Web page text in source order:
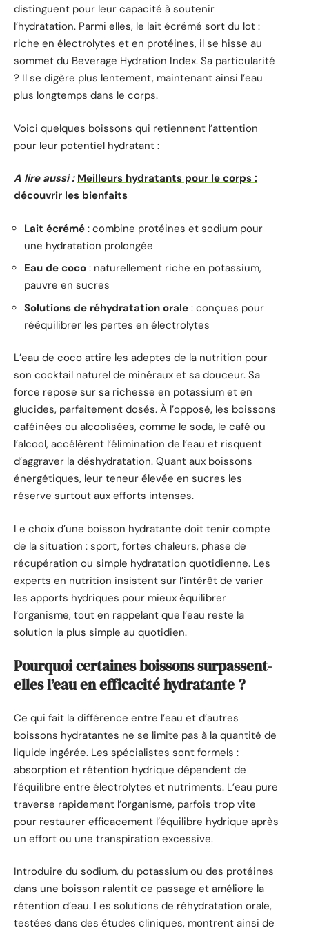
distinguent pour leur capacité à soutenir
l’hydratation. Parmi elles, le lait écrémé sort du lot :
riche en électrolytes et en protéines, il se hisse au
sommet du Beverage Hydration Index. Sa particularité
? Il se digère plus lentement, maintenant ainsi l’eau
plus longtemps dans le corps.
Voici quelques boissons qui retiennent l’attention
pour leur potentiel hydratant :
A lire aussi : Meilleurs hydratants pour le corps :
découvrir les bienfaits
Lait écrémé : combine protéines et sodium pour
une hydratation prolongée
Eau de coco : naturellement riche en potassium,
pauvre en sucres
Solutions de réhydratation orale : conçues pour
rééquilibrer les pertes en électrolytes
L’eau de coco attire les adeptes de la nutrition pour
son cocktail naturel de minéraux et sa douceur. Sa
force repose sur sa richesse en potassium et en
glucides, parfaitement dosés. À l’opposé, les boissons
caféinées ou alcoolisées, comme le soda, le café ou
l’alcool, accélèrent l’élimination de l’eau et risquent
d’aggraver la déshydratation. Quant aux boissons
énergétiques, leur teneur élevée en sucres les
réserve surtout aux efforts intenses.
Le choix d’une boisson hydratante doit tenir compte
de la situation : sport, fortes chaleurs, phase de
récupération ou simple hydratation quotidienne. Les
experts en nutrition insistent sur l’intérêt de varier
les apports hydriques pour mieux équilibrer
l’organisme, tout en rappelant que l’eau reste la
solution la plus simple au quotidien.
Pourquoi certaines boissons surpassent-
elles l’eau en efficacité hydratante ?
Ce qui fait la différence entre l’eau et d’autres
boissons hydratantes ne se limite pas à la quantité de
liquide ingérée. Les spécialistes sont formels :
absorption et rétention hydrique dépendent de
l’équilibre entre électrolytes et nutriments. L’eau pure
traverse rapidement l’organisme, parfois trop vite
pour restaurer efficacement l’équilibre hydrique après
un effort ou une transpiration excessive.
Introduire du sodium, du potassium ou des protéines
dans une boisson ralentit ce passage et améliore la
rétention d’eau. Les solutions de réhydratation orale,
testées dans des études cliniques, montrent ainsi de